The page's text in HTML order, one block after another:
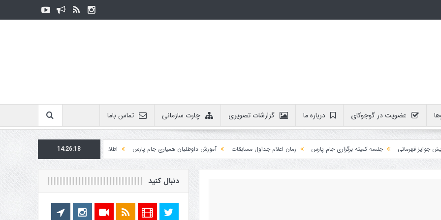
عضویت در گوجوکای درباره ما گزارشات تصویری چارت سازمانی تماس باما
قهرمانی جلسه کمیته برگزاری جام پارس زمان اعلام جداول مسابقات آموزش داوطلبان همیاری جام پارس
اطلاعیه روابط عمومی در مورد برگزاری مسابقات
14:26:19
دنبال کنید